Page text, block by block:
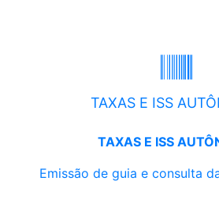
TAXAS E ISS
TAXAS E ISS
Emissão de guia e consulta